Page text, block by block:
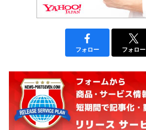
フォロー フォロー